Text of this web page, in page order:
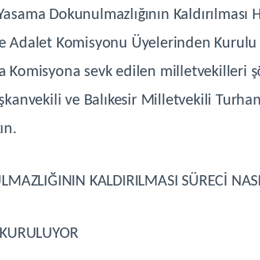
Dokunulmazlığının Kaldırılması
Adalet Komisyonu Üyelerinden
Komisyona sevk edilen milletvekilleri
ve Balıkesir Milletvekili
KALDIRILMASI SÜRECİ